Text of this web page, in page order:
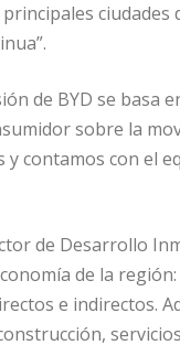
de BYD se basa
sobre la
con el
de Desarrollo
de la
e indirectos.